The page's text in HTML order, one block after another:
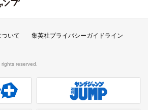
ングジャンプ
いて
集英社プライバシーガイドライン
rights reserved.
週刊ヤングジャンプ公式サイト